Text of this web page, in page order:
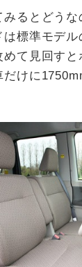
みるとどう
標準モデル
て見回す
けに